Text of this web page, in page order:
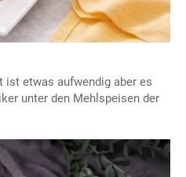
ist etwas aufwendig aber es
unter den Mehlspeisen der